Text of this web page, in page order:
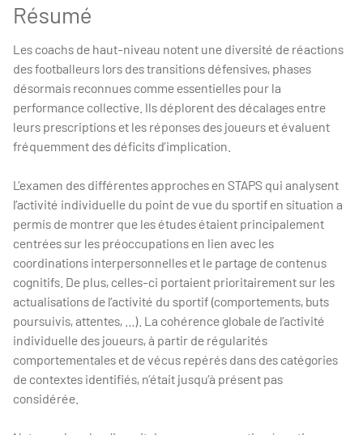
Résumé
Les coachs de haut-niveau notent une diversité de réactions
des footballeurs lors des transitions défensives, phases
désormais reconnues comme essentielles pour la
performance collective. Ils déplorent des décalages entre
leurs prescriptions et les réponses des joueurs et évaluent
fréquemment des déficits d’implication.
L’examen des différentes approches en STAPS qui analysent
l’activité individuelle du point de vue du sportif en situation a
permis de montrer que les études étaient principalement
centrées sur les préoccupations en lien avec les
coordinations interpersonnelles et le partage de contenus
cognitifs. De plus, celles-ci portaient prioritairement sur les
actualisations de l’activité du sportif (comportements, buts
poursuivis, attentes, …). La cohérence globale de l’activité
individuelle des joueurs, à partir de régularités
comportementales et de vécus repérés dans des catégories
de contextes identifiés, n’était jusqu’à présent pas
considérée.